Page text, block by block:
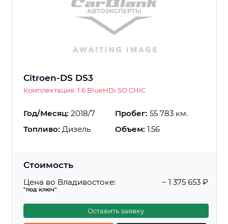
Citroen-DS DS3
Комплектация: 1.6 BlueHDi SO CHIC
Год/Месяц: 2018/7 Пробег: 55 783 км.
Топливо: Дизель Объем: 1.56
Стоимость
Цена во Владивостоке:
"под ключ"
~ 1 375 653 ₽
Оставить заявку